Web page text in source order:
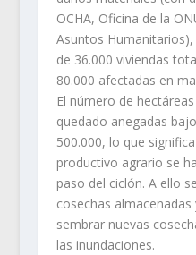
OCHA, Oficina de la
Asuntos
de 36.000 viviendas
80.000 afectadas en
El número de
quedado anegadas
500.000, lo que
productivo agrario se
paso del ciclón. A ello
cosechas
sembrar nuevas
las inundaciones.